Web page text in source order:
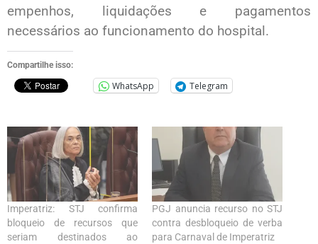
empenhos, liquidações e pagamentos
necessários ao funcionamento do hospital.
Compartilhe isso:
WhatsApp Telegram
Imperatriz: STJ confirma
bloqueio de recursos que
seriam destinados ao
PGJ anuncia recurso no STJ
contra desbloqueio de verba
para Carnaval de Imperatriz